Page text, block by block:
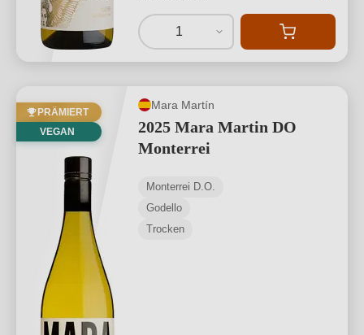
1
PRÄMIERT
VEGAN
Mara Martín
2025 Mara Martin DO
Monterrei
Monterrei D.O.
Godello
Trocken